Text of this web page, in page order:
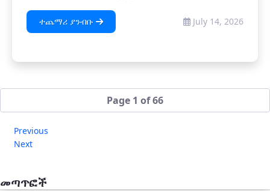
ተጨማሪ ያንብቡ July 14, 2026
Page 1 of 66
Previous
Next
መጣጥፎች